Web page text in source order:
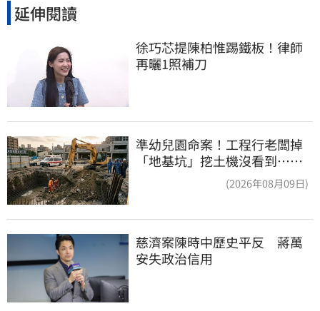
延伸閱讀
徐巧芯提陳柏惟踢鐵板！律師
再曬1照補刀
準幼兒園命案！工程行老闆掉
「地基坑」挖土機沒看到…下
(2026年08月09日)
慈濟案陳時中歷史平反　蔣萬
安失政治信用